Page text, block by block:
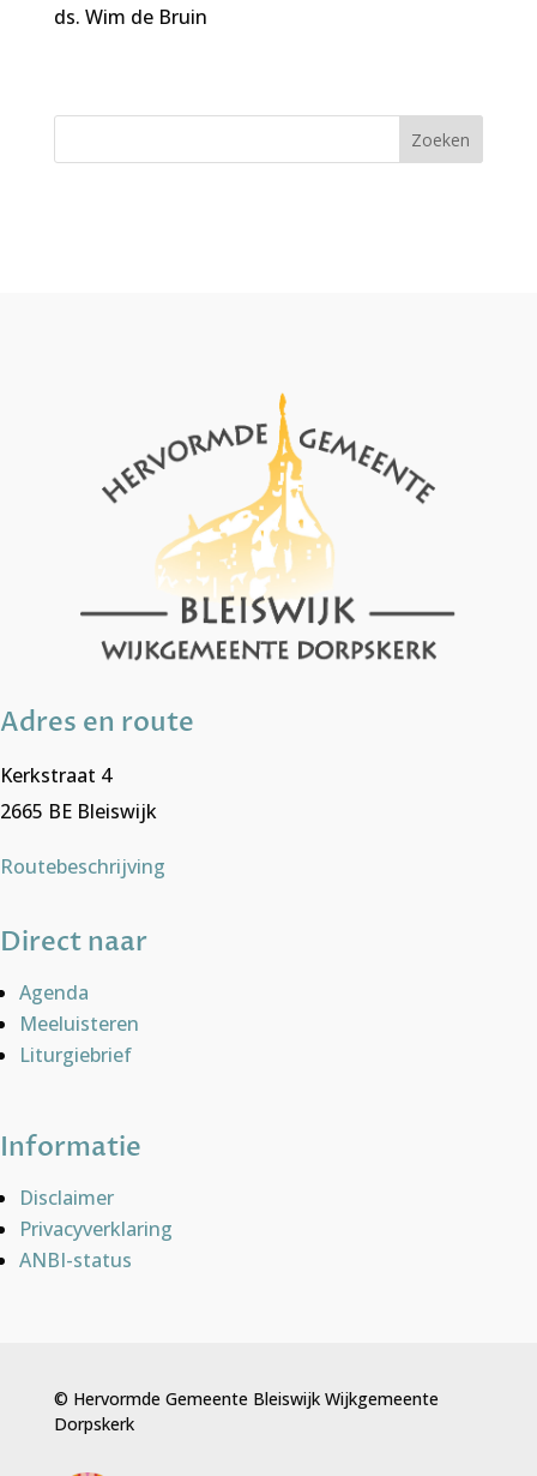
ds. Wim de Bruin
Adres en route
Kerkstraat 4
2665 BE Bleiswijk
Routebeschrijving
Direct naar
Agenda
Meeluisteren
Liturgiebrief
Informatie
Disclaimer
Privacyverklaring
ANBI-status
© Hervormde Gemeente Bleiswijk Wijkgemeente
Dorpskerk